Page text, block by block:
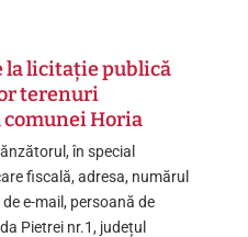
licitație publică
terenuri
Horia
în special
fiscală, adresa, numărul
e-mail, persoană de
Pietrei nr.1, județul